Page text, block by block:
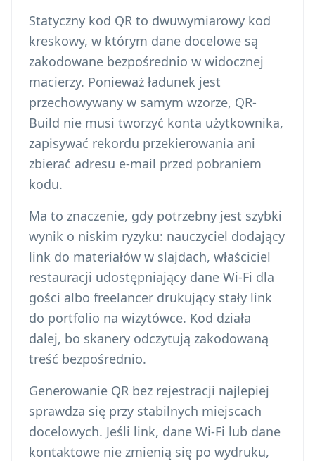
Statyczny kod QR to dwuwymiarowy kod
kreskowy, w którym dane docelowe są
zakodowane bezpośrednio w widocznej
macierzy. Ponieważ ładunek jest
przechowywany w samym wzorze, QR-
Build nie musi tworzyć konta użytkownika,
zapisywać rekordu przekierowania ani
zbierać adresu e-mail przed pobraniem
kodu.
Ma to znaczenie, gdy potrzebny jest szybki
wynik o niskim ryzyku: nauczyciel dodający
link do materiałów w slajdach, właściciel
restauracji udostępniający dane Wi-Fi dla
gości albo freelancer drukujący stały link
do portfolio na wizytówce. Kod działa
dalej, bo skanery odczytują zakodowaną
treść bezpośrednio.
Generowanie QR bez rejestracji najlepiej
sprawdza się przy stabilnych miejscach
docelowych. Jeśli link, dane Wi-Fi lub dane
kontaktowe nie zmienią się po wydruku,